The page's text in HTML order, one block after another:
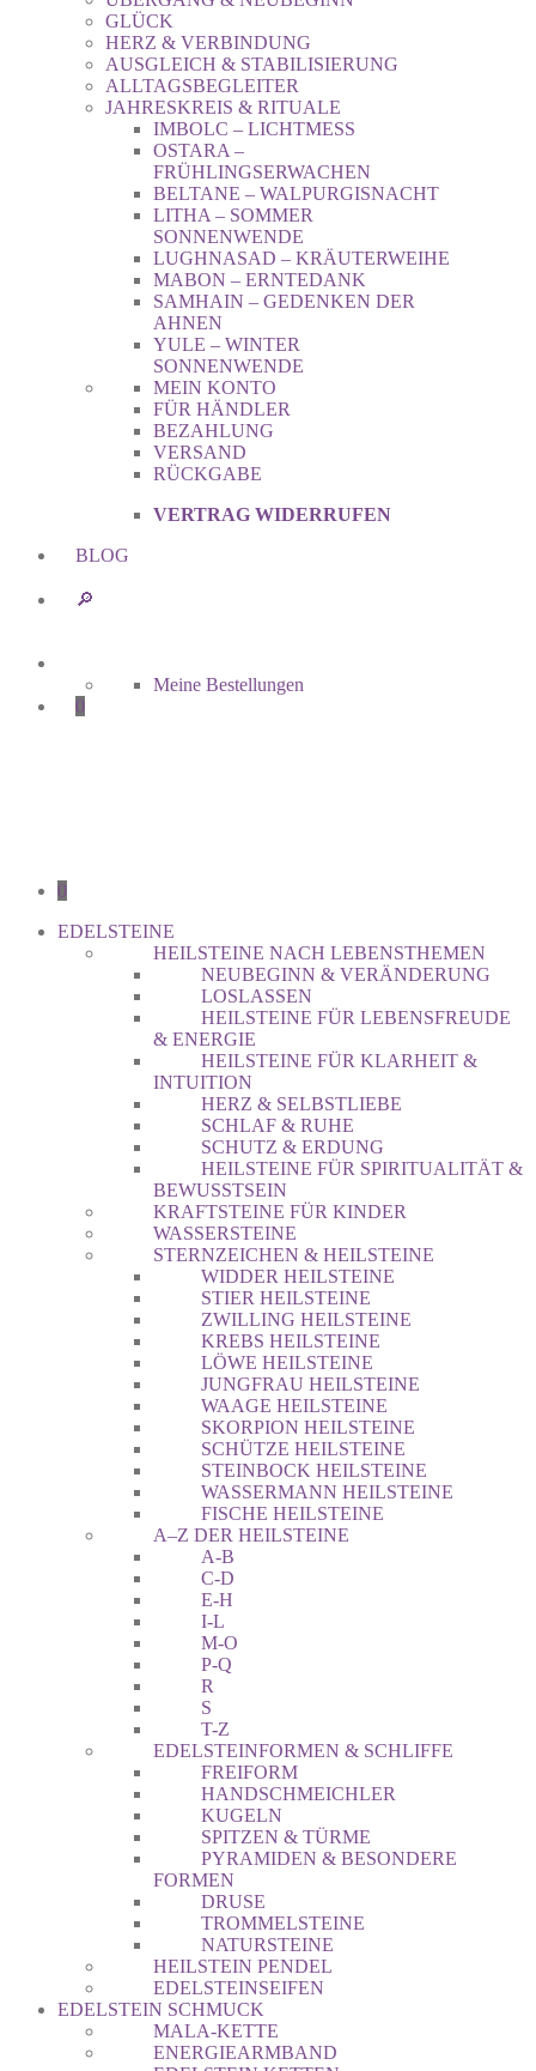
GLÜCK
HERZ & VERBINDUNG
AUSGLEICH & STABILISIERUNG
ALLTAGSBEGLEITER
JAHRESKREIS & RITUALE
IMBOLC – LICHTMESS
OSTARA –
FRÜHLINGSERWACHEN
BELTANE – WALPURGISNACHT
LITHA – SOMMER
SONNENWENDE
LUGHNASAD – KRÄUTERWEIHE
MABON – ERNTEDANK
SAMHAIN – GEDENKEN DER
AHNEN
YULE – WINTER
SONNENWENDE
MEIN KONTO
FÜR HÄNDLER
BEZAHLUNG
VERSAND
RÜCKGABE
VERTRAG WIDERRUFEN
BLOG
🔎︎
Meine Bestellungen
0
0
EDELSTEINE
HEILSTEINE NACH LEBENSTHEMEN
NEUBEGINN & VERÄNDERUNG
LOSLASSEN
HEILSTEINE FÜR LEBENSFREUDE
& ENERGIE
HEILSTEINE FÜR KLARHEIT &
INTUITION
HERZ & SELBSTLIEBE
SCHLAF & RUHE
SCHUTZ & ERDUNG
HEILSTEINE FÜR SPIRITUALITÄT &
BEWUSSTSEIN
KRAFTSTEINE FÜR KINDER
WASSERSTEINE
STERNZEICHEN & HEILSTEINE
WIDDER HEILSTEINE
STIER HEILSTEINE
ZWILLING HEILSTEINE
KREBS HEILSTEINE
LÖWE HEILSTEINE
JUNGFRAU HEILSTEINE
WAAGE HEILSTEINE
SKORPION HEILSTEINE
SCHÜTZE HEILSTEINE
STEINBOCK HEILSTEINE
WASSERMANN HEILSTEINE
FISCHE HEILSTEINE
A–Z DER HEILSTEINE
A-B
C-D
E-H
I-L
M-O
P-Q
R
S
T-Z
EDELSTEINFORMEN & SCHLIFFE
FREIFORM
HANDSCHMEICHLER
KUGELN
SPITZEN & TÜRME
PYRAMIDEN & BESONDERE
FORMEN
DRUSE
TROMMELSTEINE
NATURSTEINE
HEILSTEIN PENDEL
EDELSTEINSEIFEN
EDELSTEIN SCHMUCK
MALA-KETTE
ENERGIEARMBAND